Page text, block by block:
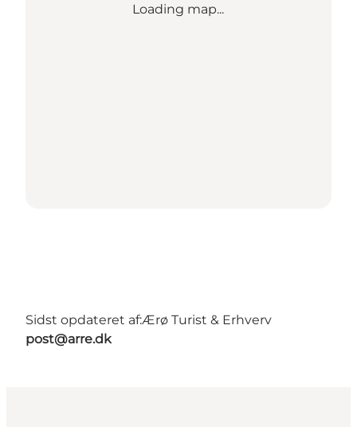
Loading map...
Sidst opdateret af:Ærø Turist & Erhverv
post@arre.dk